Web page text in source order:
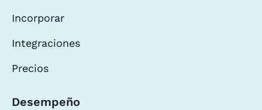
Incorporar
Integraciones
Precios
Desempeño